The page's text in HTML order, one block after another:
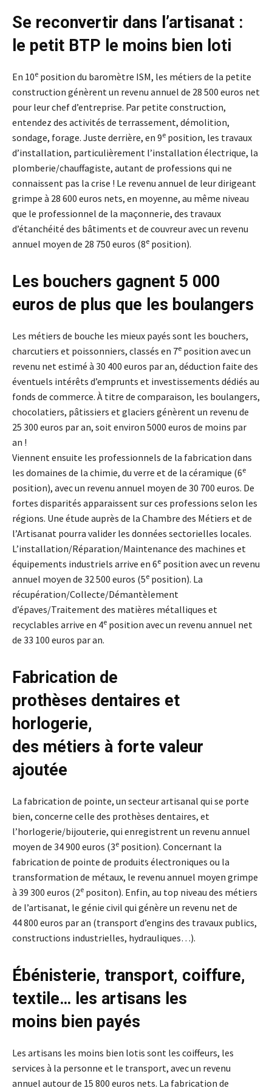
Se reconvertir dans l’artisanat :
le petit BTP le moins bien loti
En 10e position du baromètre ISM, les métiers de la petite
construction génèrent un revenu annuel de 28 500 euros net
pour leur chef d’entreprise. Par petite construction,
entendez des activités de terrassement, démolition,
sondage, forage. Juste derrière, en 9e position, les travaux
d’installation, particulièrement l’installation électrique, la
plomberie/chauffagiste, autant de professions qui ne
connaissent pas la crise ! Le revenu annuel de leur dirigeant
grimpe à 28 600 euros nets, en moyenne, au même niveau
que le professionnel de la maçonnerie, des travaux
d’étanchéité des bâtiments et de couvreur avec un revenu
annuel moyen de 28 750 euros (8e position).
Les bouchers gagnent 5 000
euros de plus que les boulangers
Les métiers de bouche les mieux payés sont les bouchers,
charcutiers et poissonniers, classés en 7e position avec un
revenu net estimé à 30 400 euros par an, déduction faite des
éventuels intérêts d’emprunts et investissements dédiés au
fonds de commerce. À titre de comparaison, les boulangers,
chocolatiers, pâtissiers et glaciers génèrent un revenu de
25 300 euros par an, soit environ 5000 euros de moins par
an !
Viennent ensuite les professionnels de la fabrication dans
les domaines de la chimie, du verre et de la céramique (6e
position), avec un revenu annuel moyen de 30 700 euros. De
fortes disparités apparaissent sur ces professions selon les
régions. Une étude auprès de la Chambre des Métiers et de
l’Artisanat pourra valider les données sectorielles locales.
L’installation/Réparation/Maintenance des machines et
équipements industriels arrive en 6e position avec un revenu
annuel moyen de 32 500 euros (5e position). La
récupération/Collecte/Démantèlement
d’épaves/Traitement des matières métalliques et
recyclables arrive en 4e position avec un revenu annuel net
de 33 100 euros par an.
Fabrication de
prothèses dentaires et
horlogerie,
des métiers à forte valeur
ajoutée
La fabrication de pointe, un secteur artisanal qui se porte
bien, concerne celle des prothèses dentaires, et
l’horlogerie/bijouterie, qui enregistrent un revenu annuel
moyen de 34 900 euros (3e position). Concernant la
fabrication de pointe de produits électroniques ou la
transformation de métaux, le revenu annuel moyen grimpe
à 39 300 euros (2e positon). Enfin, au top niveau des métiers
de l’artisanat, le génie civil qui génère un revenu net de
44 800 euros par an (transport d’engins des travaux publics,
constructions industrielles, hydrauliques…).
Ébénisterie, transport, coiffure,
textile… les artisans les
moins bien payés
Les artisans les moins bien lotis sont les coiffeurs, les
services à la personne et le transport, avec un revenu
annuel autour de 15 800 euros nets. La fabrication de